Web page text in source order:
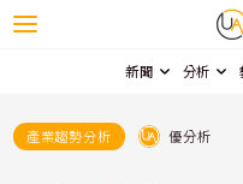
新聞 分析
產業趨勢分析 優分析